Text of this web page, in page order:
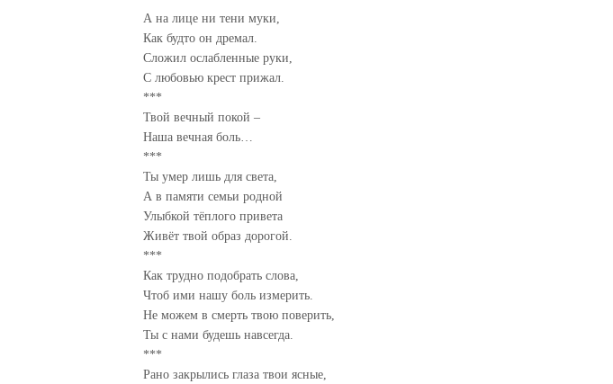
А на лице ни тени муки,
Как будто он дремал.
Сложил ослабленные руки,
С любовью крест прижал.
***
Твой вечный покой –
Наша вечная боль…
***
Ты умер лишь для света,
А в памяти семьи родной
Улыбкой тёплого привета
Живёт твой образ дорогой.
***
Как трудно подобрать слова,
Чтоб ими нашу боль измерить.
Не можем в смерть твою поверить,
Ты с нами будешь навсегда.
***
Рано закрылись глаза твои ясные,